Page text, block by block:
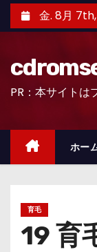
ン
ッ
金. 8月
PR：本サイトは
ホー
育毛
19 育